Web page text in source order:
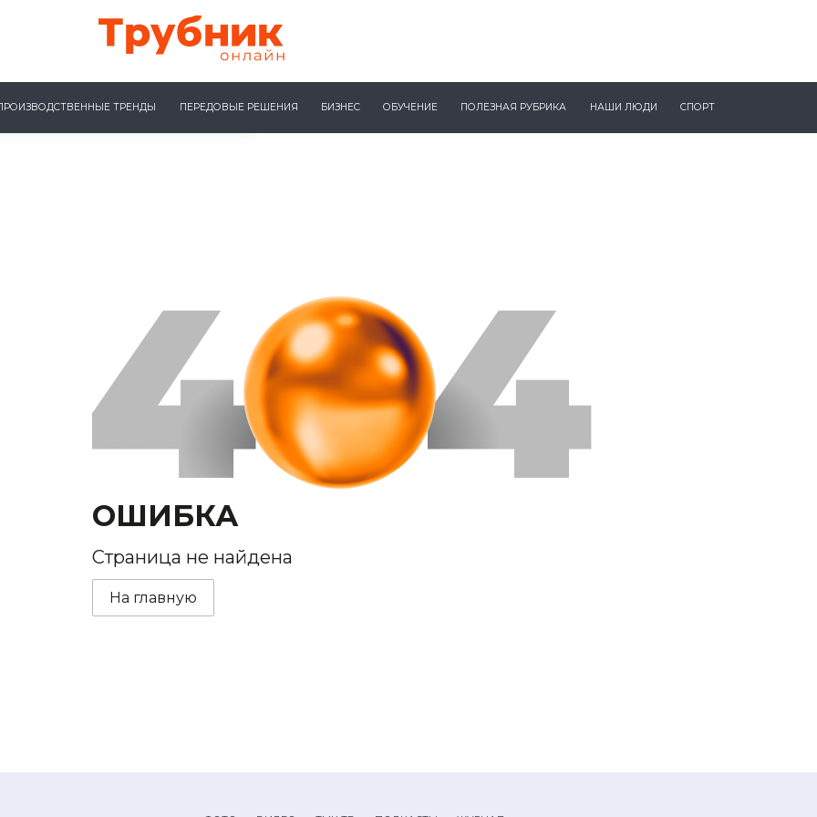
ТРЕНДЫ ПЕРЕДОВЫЕ РЕШЕНИЯ БИЗНЕС ОБУЧЕНИЕ ПОЛЕЗНАЯ РУБРИКА НАШИ ЛЮДИ СПОРТ
ОШИБКА
Страница не найдена
На главную